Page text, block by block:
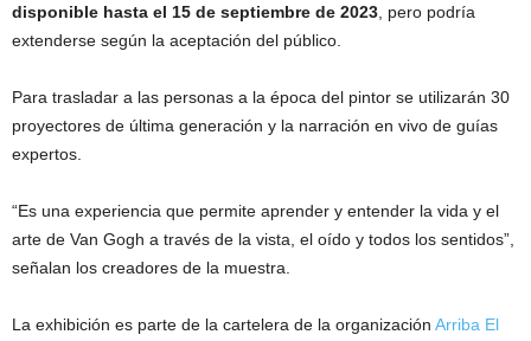
disponible hasta el 15 de septiembre de 2023 , pero podría
extenderse según la aceptación del público.
Para trasladar a las personas a la época del pintor se utilizarán 30
proyectores de última generación y la narración en vivo de guías
expertos.
“Es una experiencia que permite aprender y entender la vida y el
arte de Van Gogh a través de la vista, el oído y todos los sentidos”,
señalan los creadores de la muestra.
La exhibición es parte de la cartelera de la organización Arriba El